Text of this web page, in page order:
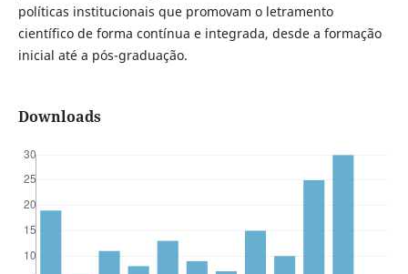
políticas institucionais que promovam o letramento
científico de forma contínua e integrada, desde a formação
inicial até a pós-graduação.
Downloads